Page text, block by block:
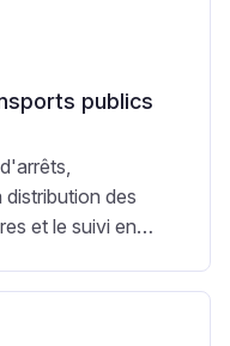
publics
distribution des
et le suivi en